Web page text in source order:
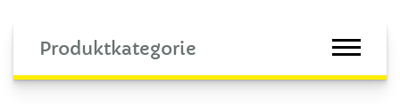
Produktkategorie